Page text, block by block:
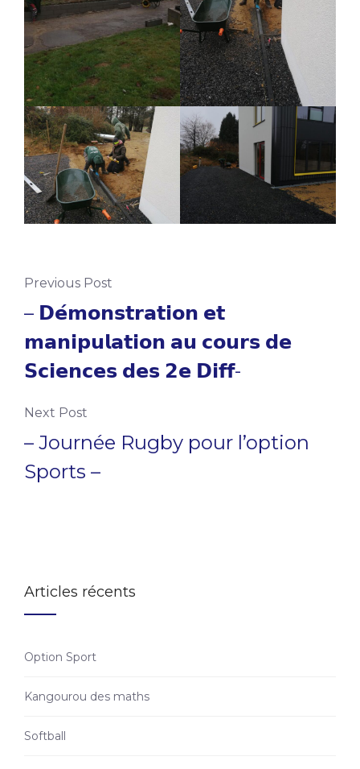
Previous Post
– 𝗗𝗲́𝗺𝗼𝗻𝘀𝘁𝗿𝗮𝘁𝗶𝗼𝗻 𝗲𝘁
𝗺𝗮𝗻𝗶𝗽𝘂𝗹𝗮𝘁𝗶𝗼𝗻 𝗮𝘂 𝗰𝗼𝘂𝗿𝘀 𝗱𝗲
𝗦𝗰𝗶𝗲𝗻𝗰𝗲𝘀 𝗱𝗲𝘀 𝟮𝗲 𝗗𝗶𝗳𝗳-
Next Post
– Journée Rugby pour l’option
Sports –
Articles récents
Option Sport
Kangourou des maths
Softball